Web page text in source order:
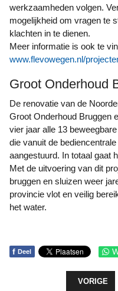
werkzaamheden volgen.
mogelijkheid om vragen te
klachten in te dienen.
Meer informatie is ook te
www.flevowegen.nl/
Groot Onderhoud
De renovatie van de Noordersluis is onderdeel van het project
Groot Onderhoud Bruggen
vier jaar alle 13
die vanuit de
aangestuurd. In totaal gaat
Met de uitvoering van dit
bruggen en sluizen weer
provincie vlot en veilig
het water.
f Deel
VORIG
VORIGE